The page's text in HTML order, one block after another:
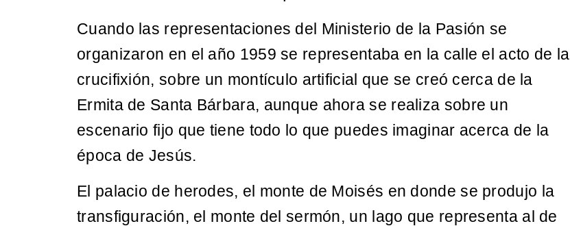
Cuando las representaciones del Ministerio de la Pasión se
organizaron en el año 1959 se representaba en la calle el acto de la
crucifixión, sobre un montículo artificial que se creó cerca de la
Ermita de Santa Bárbara, aunque ahora se realiza sobre un
escenario fijo que tiene todo lo que puedes imaginar acerca de la
época de Jesús.
El palacio de herodes, el monte de Moisés en donde se produjo la
transfiguración, el monte del sermón, un lago que representa al de